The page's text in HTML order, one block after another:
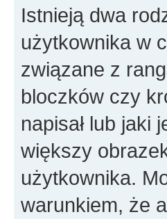
Istnieją dwa
użytkownika w
związane z
bloczków czy
napisał lub jaki
większy
użytkownika.
warunkiem, że